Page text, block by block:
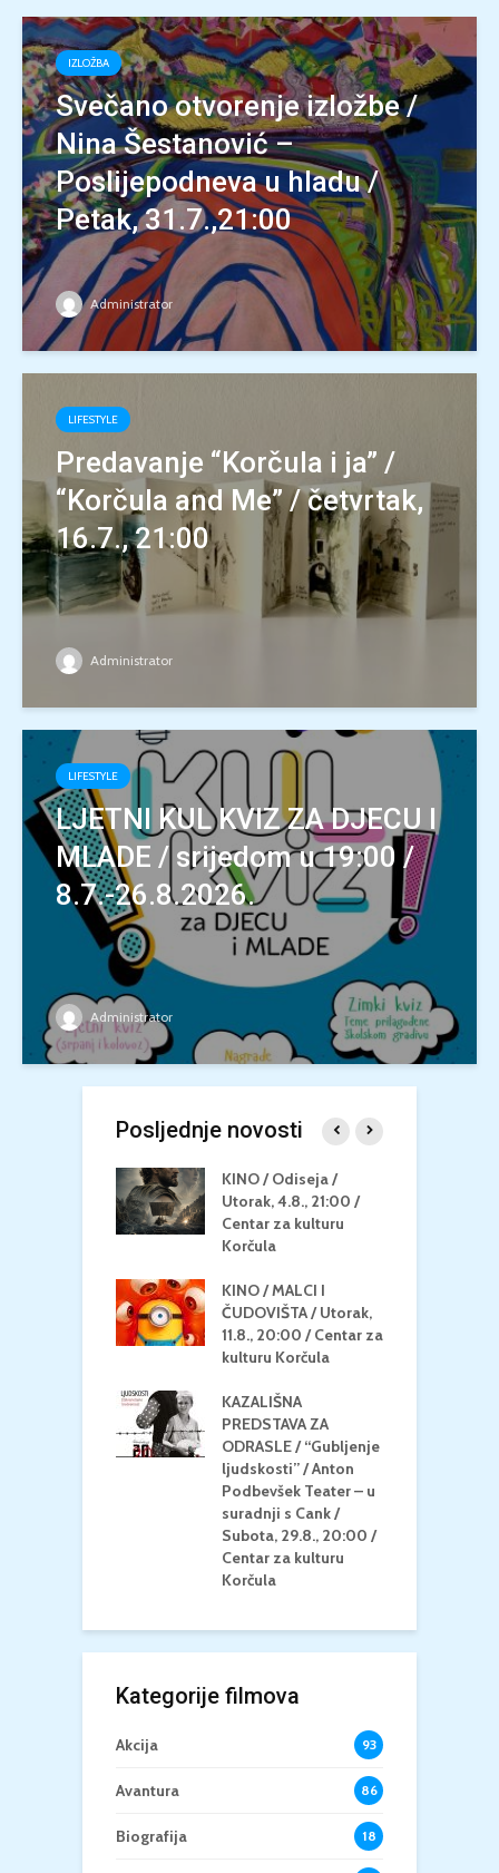
IZLOŽBA
Svečano otvorenje izložbe /
Nina Šestanović –
Poslijepodneva u hladu /
Petak, 31.7.,21:00
Administrator
LIFESTYLE
Predavanje “Korčula i ja” /
“Korčula and Me” / četvrtak,
16.7., 21:00
Administrator
LIFESTYLE
LJETNI KUL KVIZ ZA DJECU I
MLADE / srijedom u 19:00 /
8.7.-26.8.2026.
Administrator
Posljednje novosti
KINO / Odiseja /
Utorak, 4.8., 21:00 /
Centar za kulturu
Korčula
KINO / MALCI I
ČUDOVIŠTA / Utorak,
11.8., 20:00 / Centar za
kulturu Korčula
KAZALIŠNA
PREDSTAVA ZA
ODRASLE / “Gubljenje
ljudskosti” / Anton
Podbevšek Teater – u
suradnji s Cank /
Subota, 29.8., 20:00 /
Centar za kulturu
Korčula
Kategorije filmova
Akcija 93
Avantura 86
Biografija 18